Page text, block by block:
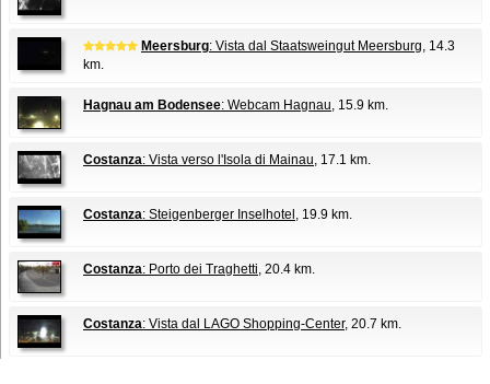
Meersburg: Vista dal Staatsweingut Meersburg, 14.3
km.
Hagnau am Bodensee: Webcam Hagnau, 15.9 km.
Costanza: Vista verso l'Isola di Mainau, 17.1 km.
Costanza: Steigenberger Inselhotel , 19.9 km.
Costanza: Porto dei Traghetti, 20.4 km.
Costanza: Vista dal LAGO Shopping-Center, 20.7 km.